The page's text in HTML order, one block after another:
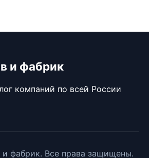
и фабрик
компаний по всей России
фабрик. Все права защищены.